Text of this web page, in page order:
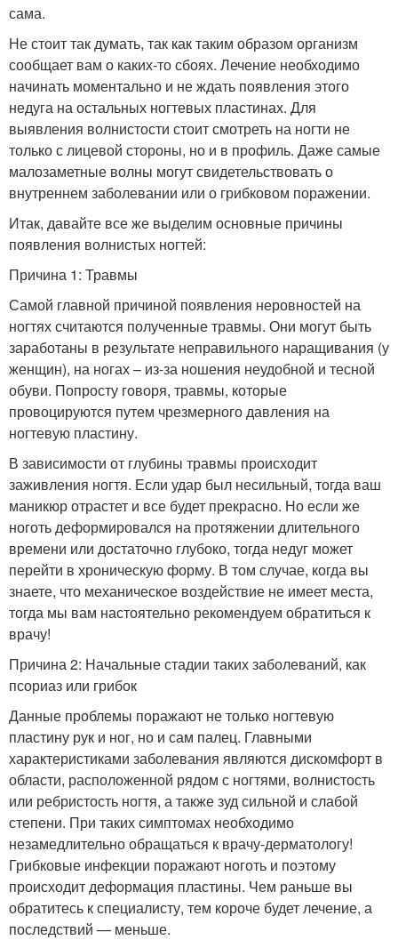
сама.
Не стоит так думать, так как таким образом организм
сообщает вам о каких-то сбоях. Лечение необходимо
начинать моментально и не ждать появления этого
недуга на остальных ногтевых пластинах. Для
выявления волнистости стоит смотреть на ногти не
только с лицевой стороны, но и в профиль. Даже самые
малозаметные волны могут свидетельствовать о
внутреннем заболевании или о грибковом поражении.
Итак, давайте все же выделим основные причины
появления волнистых ногтей:
Причина 1: Травмы
Самой главной причиной появления неровностей на
ногтях считаются полученные травмы. Они могут быть
заработаны в результате неправильного наращивания (у
женщин), на ногах – из-за ношения неудобной и тесной
обуви. Попросту говоря, травмы, которые
провоцируются путем чрезмерного давления на
ногтевую пластину.
В зависимости от глубины травмы происходит
заживления ногтя. Если удар был несильный, тогда ваш
маникюр отрастет и все будет прекрасно. Но если же
ноготь деформировался на протяжении длительного
времени или достаточно глубоко, тогда недуг может
перейти в хроническую форму. В том случае, когда вы
знаете, что механическое воздействие не имеет места,
тогда мы вам настоятельно рекомендуем обратиться к
врачу!
Причина 2: Начальные стадии таких заболеваний, как
псориаз или грибок
Данные проблемы поражают не только ногтевую
пластину рук и ног, но и сам палец. Главными
характеристиками заболевания являются дискомфорт в
области, расположенной рядом с ногтями, волнистость
или ребристость ногтя, а также зуд сильной и слабой
степени. При таких симптомах необходимо
незамедлительно обращаться к врачу-дерматологу!
Грибковые инфекции поражают ноготь и поэтому
происходит деформация пластины. Чем раньше вы
обратитесь к специалисту, тем короче будет лечение, а
последствий — меньше.